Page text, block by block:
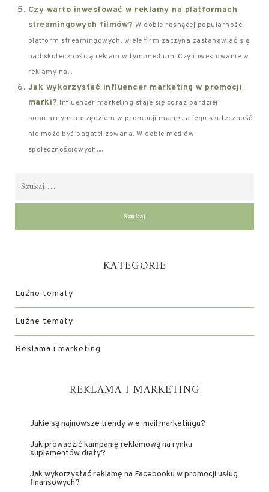
Czy warto inwestować w reklamy na platformach
streamingowych filmów? W dobie rosnącej popularności
platform streamingowych, wiele firm zaczyna zastanawiać się
nad skutecznością reklam w tym medium. Czy inwestowanie w
reklamy na...
Jak wykorzystać influencer marketing w promocji
marki? Influencer marketing staje się coraz bardziej
popularnym narzędziem w promocji marek, a jego skuteczność
nie może być bagatelizowana. W dobie mediów
społecznościowych,...
KATEGORIE
Luźne tematy
Luźne tematy
Reklama i marketing
REKLAMA I MARKETING
Jakie są najnowsze trendy w e-mail marketingu?
Jak prowadzić kampanię reklamową na rynku
suplementów diety?
Jak wykorzystać reklamę na Facebooku w promocji usług
finansowych?